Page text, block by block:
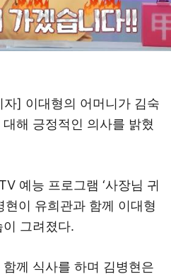
] 이대형의 어머니가 김숙
해 긍정적인 의사를 밝혔
예능 프로그램 ‘사장님 귀
현이 유희관과 함께 이대형
그려졌다.
께 식사를 하며 김병현은